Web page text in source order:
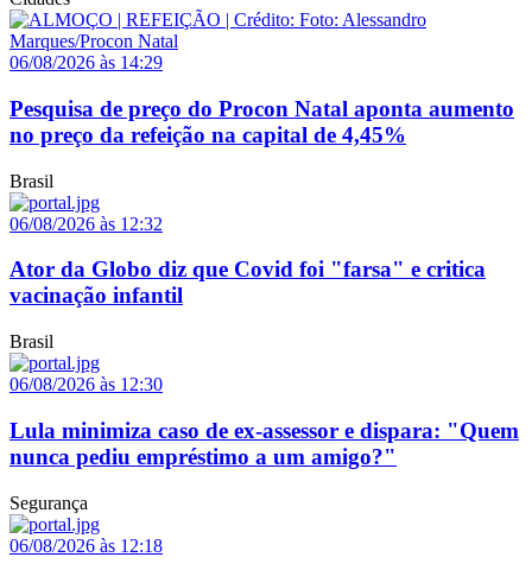
06/08/2026 às 14:29
Pesquisa de preço do Procon Natal aponta aumento
no preço da refeição na capital de 4,45%
Brasil
06/08/2026 às 12:32
Ator da Globo diz que Covid foi "farsa" e critica
vacinação infantil
Brasil
06/08/2026 às 12:30
Lula minimiza caso de ex-assessor e dispara: "Quem
nunca pediu empréstimo a um amigo?"
Segurança
06/08/2026 às 12:18